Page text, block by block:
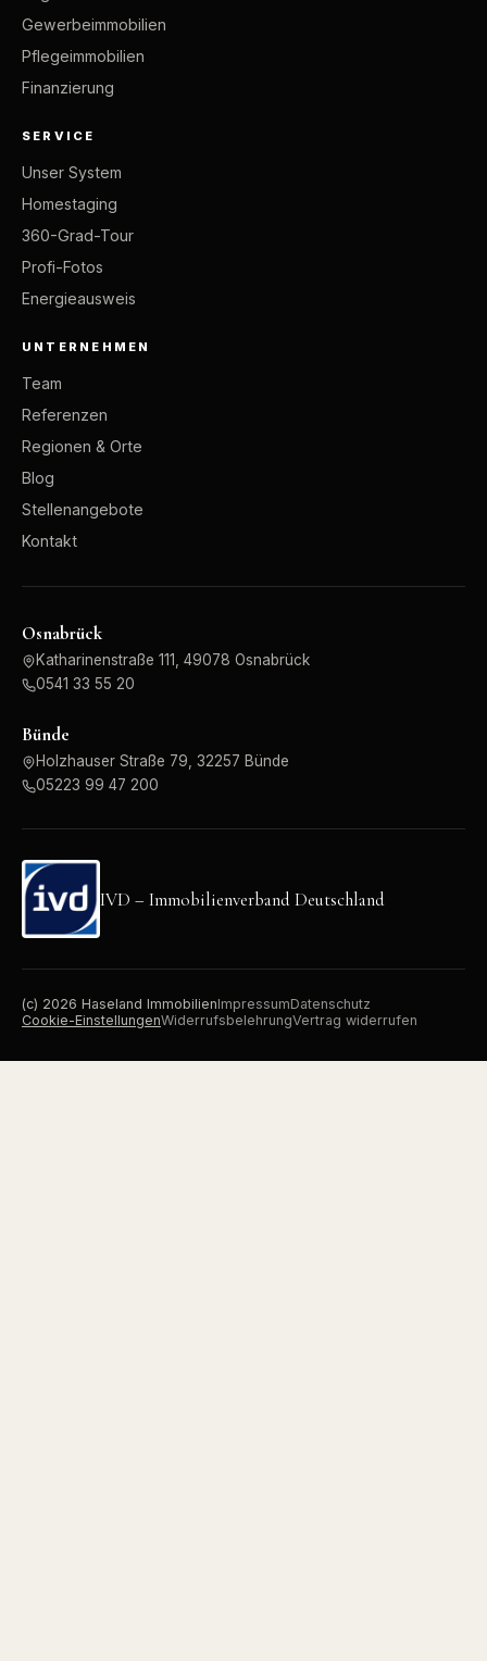
Gewerbeimmobilien
Pflegeimmobilien
Finanzierung
SERVICE
Unser System
Homestaging
360-Grad-Tour
Profi-Fotos
Energieausweis
UNTERNEHMEN
Team
Referenzen
Regionen & Orte
Blog
Stellenangebote
Kontakt
Osnabrück
Katharinenstraße 111, 49078 Osnabrück
0541 33 55 20
Bünde
Holzhauser Straße 79, 32257 Bünde
05223 99 47 200
IVD – Immobilienverband Deutschland
(c) 2026 Haseland ImmobilienImpressumDatenschutz
Cookie-EinstellungenWiderrufsbelehrungVertrag widerrufen